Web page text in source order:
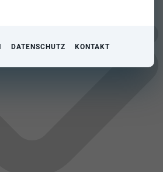
DATENSCHUTZ KONTAKT